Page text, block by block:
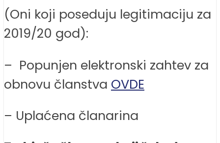
(Oni koji poseduju legitimaciju za
2019/20 god):
– Popunjen elektronski zahtev za
obnovu članstva OVDE
– Uplaćena članarina